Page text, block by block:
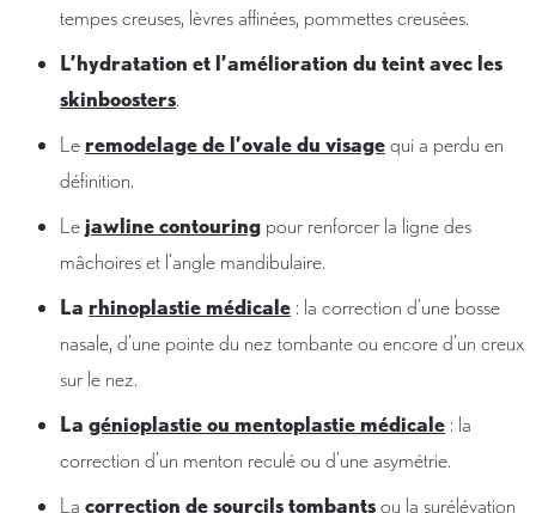
tempes creuses, lèvres affinées, pommettes creusées.
L’hydratation et l’amélioration du teint avec les
skinboosters.
Leremodelage de l’ovale du visagequi a perdu en
définition.
Lejawline contouring pour renforcer la ligne des
mâchoires et l’angle mandibulaire.
La rhinoplastie médicale : la correction d’une bosse
nasale, d’une pointe du nez tombante ou encore d’un creux
sur le nez.
La génioplastie ou mentoplastie médicale : la
correction d’un menton reculé ou d’une asymétrie.
La correction de sourcils tombantsou la surélévation